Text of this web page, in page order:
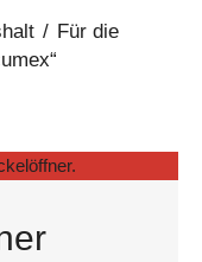
/ Für die